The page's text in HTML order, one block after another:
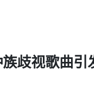
歧视歌曲